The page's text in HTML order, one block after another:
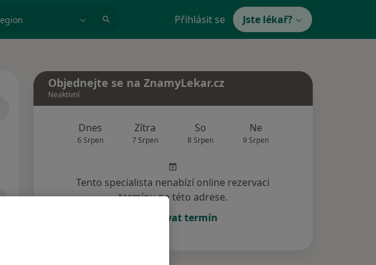
Přihlásit se Jste lékař?
Objednejte se na ZnamyLekar.cz
Neaktivní
Dnes
6 Srpen
Zítra
7 Srpen
So
8 Srpen
Ne
9 Srpen
Tento specialista nenabízí online rezervaci
termínu na této adrese.
Rezervovat termín